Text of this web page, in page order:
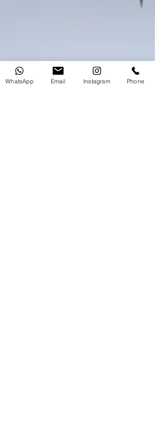
WhatsApp Email Instagram Phone